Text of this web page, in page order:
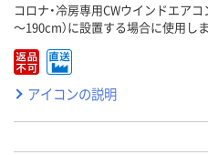
コロナ・冷房専用CWウインドエア
～190cm）に設置する場合に使用しま
アイコンの説明